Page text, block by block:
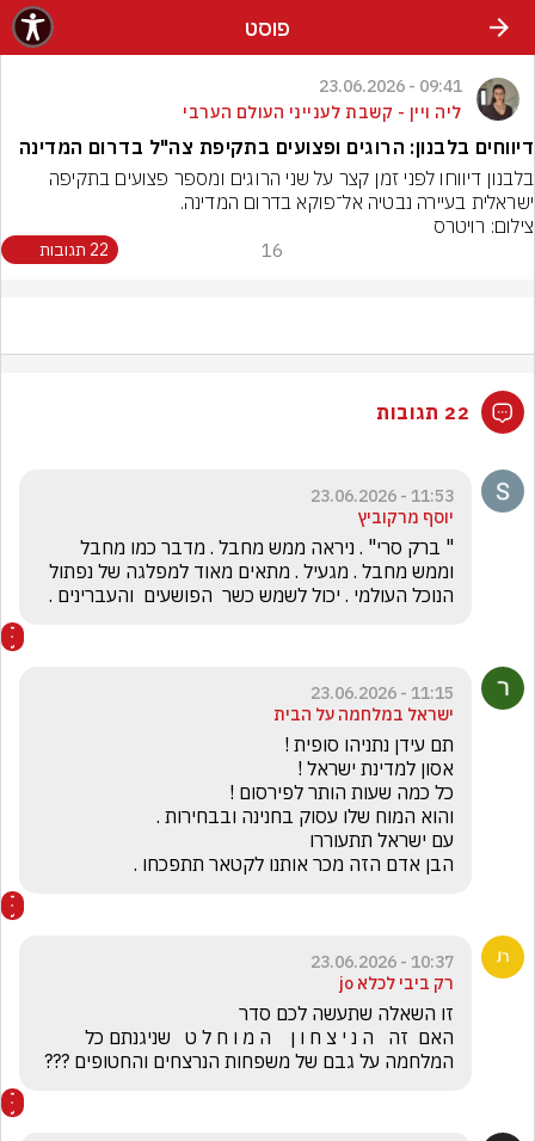
פוסט
09:41 - 23.06.2026
ליה ויין - קשבת לענייני העולם הערבי
דיווחים בלבנון: הרוגים ופצועים בתקיפת צה"ל בדרום המדינה
ישראלית בעיירה נבטיה אל־פוקא בדרום המדינה.
צילום: רויטרס
16 22 תגובות
22 תגובות
11:53 - 23.06.2026
יוסף מרקוביץ
הנוכל העולמי . יכול לשמש כשר  הפושעים  והעברינים .
11:15 - 23.06.2026
ישראל במלחמה על הבית
הבן אדם הזה מכר אותנו לקטאר תתפכחו .
10:37 - 23.06.2026
רק ביבי לכלא jo
המלחמה על גבם של משפחות הנרצחים והחטופים ???